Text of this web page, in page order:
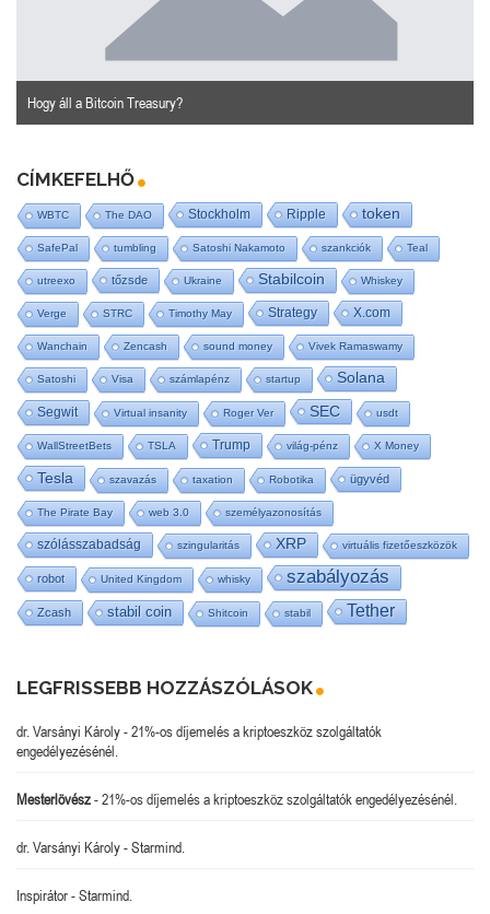
Hogy áll a Bitcoin Treasury?
CÍMKEFELHŐ
WBTC The DAO Stockholm Ripple token
SafePal tumbling Satoshi Nakamoto szankciók Teal
utreexo tőzsde Ukraine Stabilcoin Whiskey
Verge STRC Timothy May Strategy X.com
Wanchain Zencash sound money Vivek Ramaswamy
Satoshi Visa számlapénz startup Solana
Segwit Virtual insanity Roger Ver SEC usdt
WallStreetBets TSLA Trump világ-pénz X Money
Tesla szavazás taxation Robotika ügyvéd
The Pirate Bay web 3.0 személyazonosítás
szólásszabadság szingularitás XRP virtuális fizetőeszközök
robot United Kingdom whisky szabályozás
Zcash stabil coin Shitcoin stabil Tether
LEGFRISSEBB HOZZÁSZÓLÁSOK
dr. Varsányi Károly-21%-os díjemelés a kriptoeszköz szolgáltatók
engedélyezésénél.
Mesterlövész-21%-os díjemelés a kriptoeszköz szolgáltatók engedélyezésénél.
dr. Varsányi Károly-Starmind.
Inspirátor-Starmind.